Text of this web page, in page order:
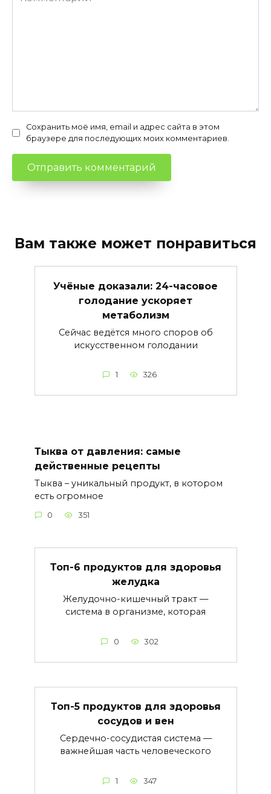
Сохранить моё имя, email и адрес сайта в этом
браузере для последующих моих комментариев.
Вам также может понравиться
Учёные доказали: 24-часовое
голодание ускоряет
метаболизм
Сейчас ведётся много споров об
искусственном голодании
1 326
Тыква от давления: самые
действенные рецепты
Тыква – уникальный продукт, в котором
есть огромное
0 351
Топ-6 продуктов для здоровья
желудка
Желудочно-кишечный тракт —
система в организме, которая
0 302
Топ-5 продуктов для здоровья
сосудов и вен
Сердечно-сосудистая система —
важнейшая часть человеческого
1 347